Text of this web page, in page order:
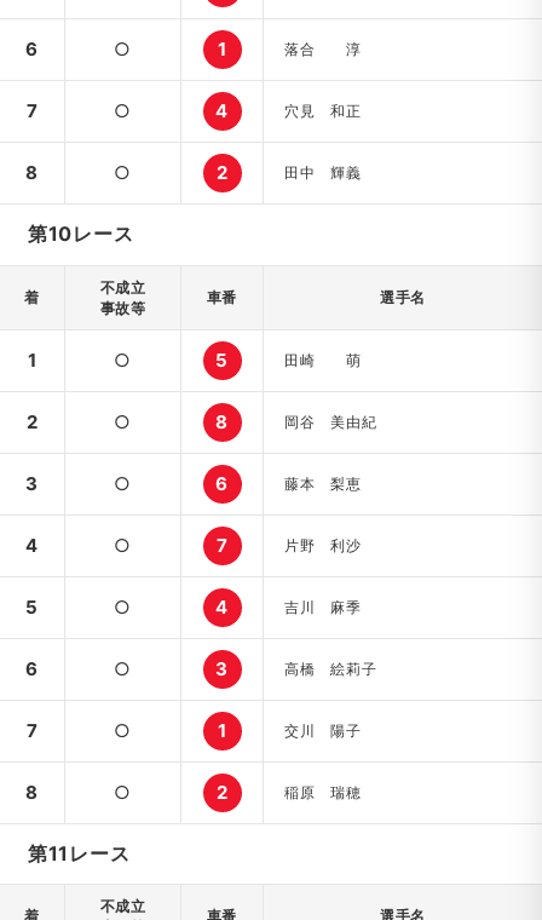
6 ○ 1 落合 淳
7 ○ 4 穴見 和正
8 ○ 2 田中 輝義
第10レース
着
不成立
事故等
車番 選手名
1 ○ 5 田崎 萌
2 ○ 8 岡谷 美由紀
3 ○ 6 藤本 梨恵
4 ○ 7 片野 利沙
5 ○ 4 吉川 麻季
6 ○ 3 高橋 絵莉子
7 ○ 1 交川 陽子
8 ○ 2 稲原 瑞穂
第11レース
着
不成立
車番 選手名